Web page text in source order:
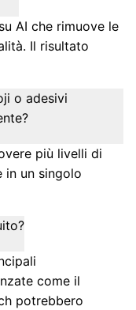
AI che rimuove le
Il risultato
o adesivi
più livelli di
in un singolo
come il
potrebbero